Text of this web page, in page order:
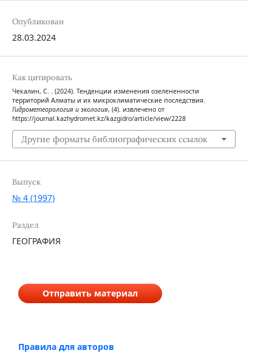
Опубликован
28.03.2024
Как цитировать
Чекалин, С. . (2024). Тенденции изменения озелененности
территорий Алматы и их микроклиматические последствия.
Гидрометеорология и экология, (4). извлечено от
https://journal.kazhydromet.kz/kazgidro/article/view/2228
Другие форматы библиографических ссылок
Выпуск
№ 4 (1997)
Раздел
ГЕОГРАФИЯ
Отправить материал
Правила для авторов